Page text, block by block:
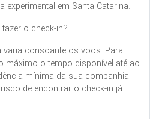
experimental em Santa Catarina.
o check-in?
varia consoante os voos. Para
máximo o tempo disponível até ao
mínima da sua companhia
de encontrar o check-in já